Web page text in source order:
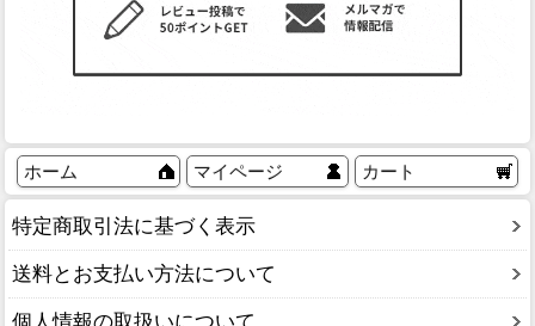
ホーム マイページ カート
特定商取引法に基づく表示
送料とお支払い方法について